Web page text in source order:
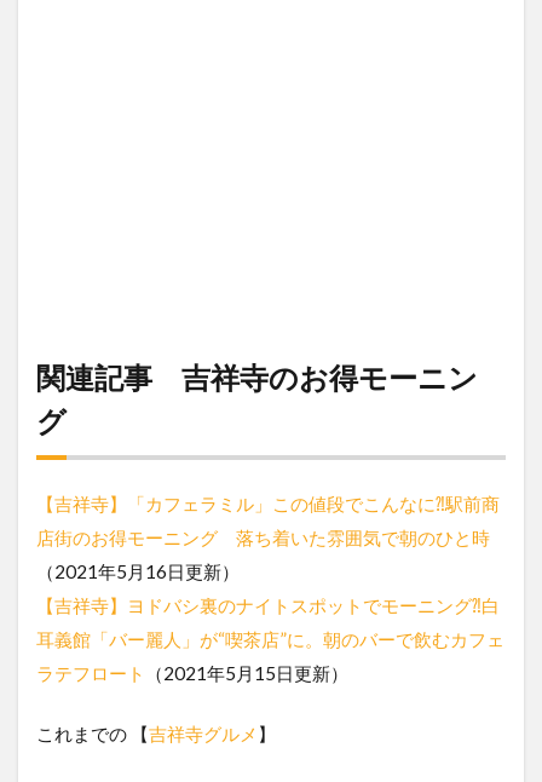
関連記事 吉祥寺のお得モーニン
グ
【吉祥寺】「カフェラミル」この値段でこんなに⁈駅前商
店街のお得モーニング 落ち着いた雰囲気で朝のひと時
（2021年5月16日更新）
【吉祥寺】ヨドバシ裏のナイトスポットでモーニング⁈白
耳義館「バー麗人」が“喫茶店”に。朝のバーで飲むカフェ
ラテフロート
（2021年5月15日更新）
これまでの 【吉祥寺グルメ 】